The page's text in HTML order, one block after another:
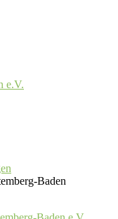
Baden